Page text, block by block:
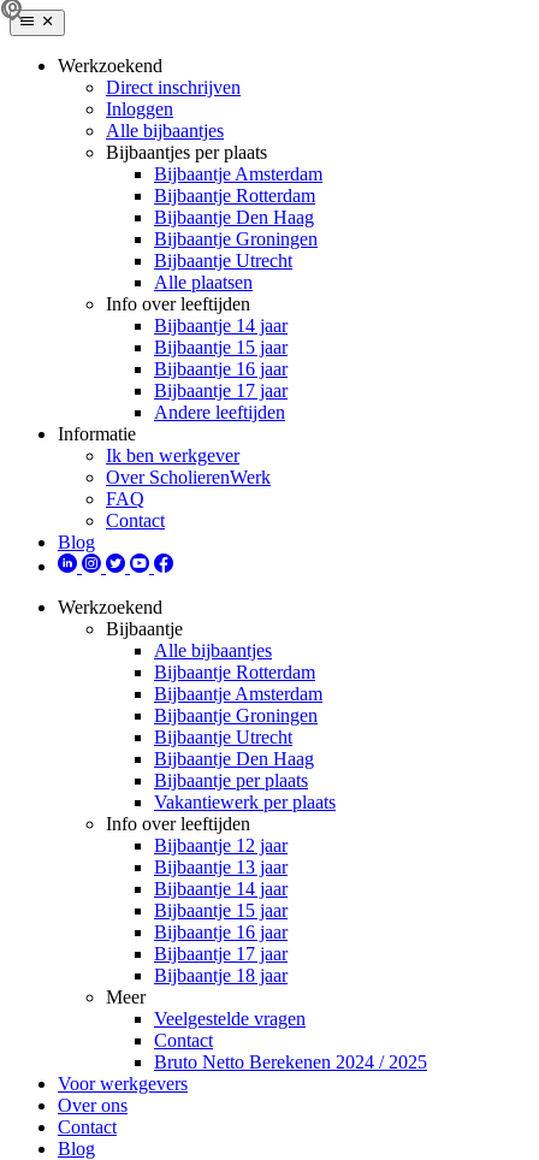
Werkzoekend
Direct inschrijven
Inloggen
Alle bijbaantjes
Bijbaantjes per plaats
Bijbaantje Amsterdam
Bijbaantje Rotterdam
Bijbaantje Den Haag
Bijbaantje Groningen
Bijbaantje Utrecht
Alle plaatsen
Info over leeftijden
Bijbaantje 14 jaar
Bijbaantje 15 jaar
Bijbaantje 16 jaar
Bijbaantje 17 jaar
Andere leeftijden
Informatie
Ik ben werkgever
Over ScholierenWerk
FAQ
Contact
Blog
Werkzoekend
Bijbaantje
Alle bijbaantjes
Bijbaantje Rotterdam
Bijbaantje Amsterdam
Bijbaantje Groningen
Bijbaantje Utrecht
Bijbaantje Den Haag
Bijbaantje per plaats
Vakantiewerk per plaats
Info over leeftijden
Bijbaantje 12 jaar
Bijbaantje 13 jaar
Bijbaantje 14 jaar
Bijbaantje 15 jaar
Bijbaantje 16 jaar
Bijbaantje 17 jaar
Bijbaantje 18 jaar
Meer
Veelgestelde vragen
Contact
Bruto Netto Berekenen 2024 / 2025
Voor werkgevers
Over ons
Contact
Blog